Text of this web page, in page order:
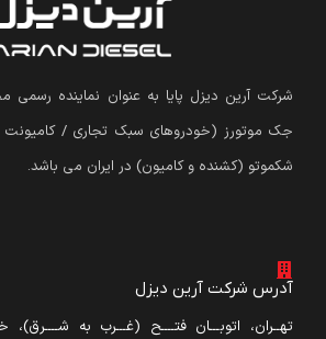
شرکت آرین دیزل پایا به عنوان نماینده
جک موتورز (خودروهای سبک تجاری /
شکموتو (کشنده و کامیون) در ایران می باشد.
آدرس شرکت آرین دیزل
تهــران، اتوبـــان فتــــح (غـــرب به شــــرق)،